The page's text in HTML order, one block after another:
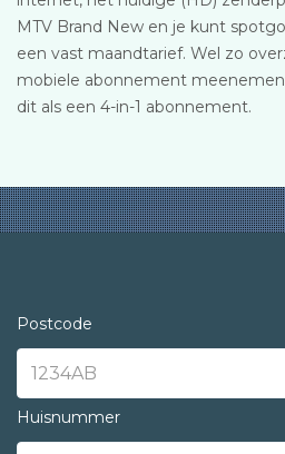
MTV Brand New en je kunt
een vast maandtarief. Wel zo
mobiele abonnement
dit als een 4-in-1 abonnement.
Postcode
Huisnummer